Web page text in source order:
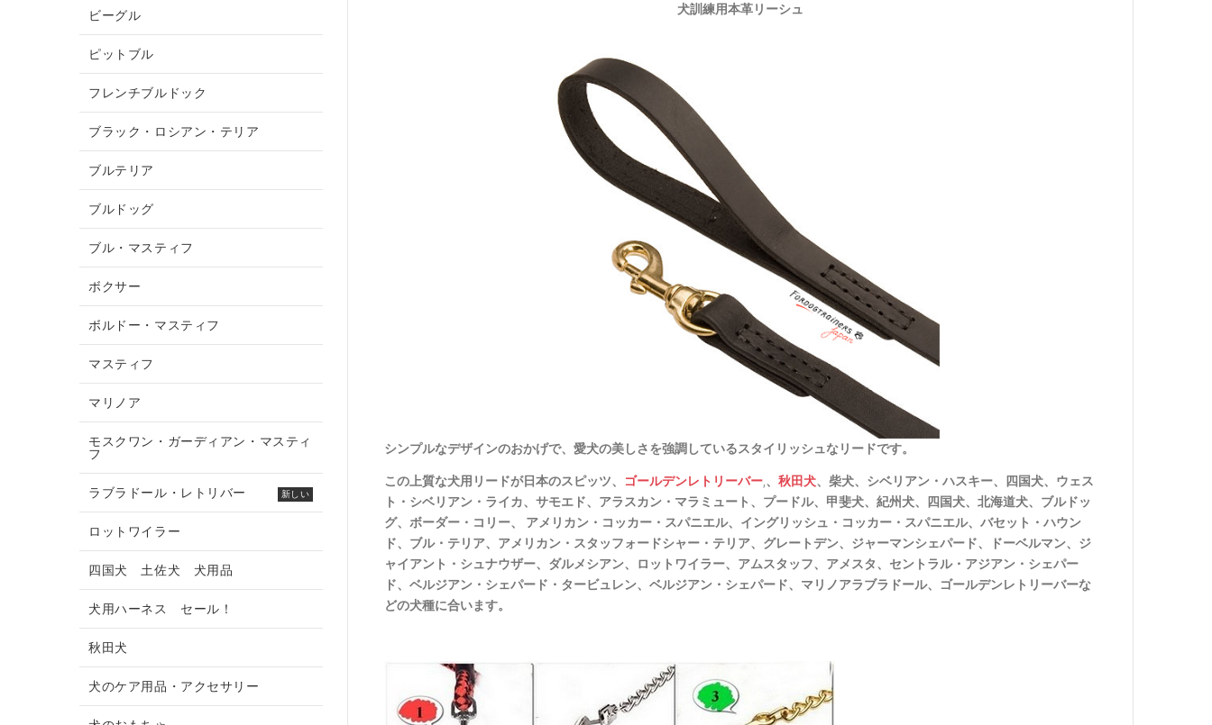
犬訓練用本革リーシュ
シンプルなデザインのおかげで、愛犬の美しさを強調しているスタイリッシュなリードです。
この上質な犬用リードが日本のスピッツ、 ゴールデンレトリーバー,、 秋田犬、柴犬、シベリアン・ハスキー、四国犬、ウェス
ト・シベリアン・ライカ、サモエド、アラスカン・マラミュート、プードル、甲斐犬、紀州犬、四国犬、北海道犬、ブルドッ
グ、ボーダー・コリー、 アメリカン・コッカー・スパニエル、イングリッシュ・コッカー・スパニエル、バセット・ハウン
ド、ブル・テリア、アメリカン・スタッフォードシャー・テリア、グレートデン、ジャーマンシェパード、ドーベルマン、ジ
ャイアント・シュナウザー、ダルメシアン、ロットワイラー、アムスタッフ、アメスタ、セントラル・アジアン・シェパー
ド、ベルジアン・シェパード・タービュレン、ベルジアン・シェパード、マリノアラブラドール、ゴールデンレトリーバーな
どの犬種に合います。
ビーグル
ピットブル
フレンチブルドック
ブラック・ロシアン・テリア
ブルテリア
ブルドッグ
ブル・マスティフ
ボクサー
ボルドー・マスティフ
マスティフ
マリノア
モスクワン・ガーディアン・マスティ
フ
ラブラドール・レトリバー 新しい
ロットワイラー
四国犬 土佐犬 犬用品
犬用ハーネス セール！
秋田犬
犬のケア用品・アクセサリー